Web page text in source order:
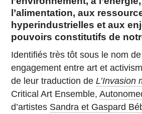
l’alimentation, aux
hyperindustrielles et aux
pouvoirs constitutifs de
Identifiés très tôt sous le nom
engagement entre art et
de leur traduction deL’Invasion
Critical Art Ensemble,
d’artistes Sandra et Gaspard